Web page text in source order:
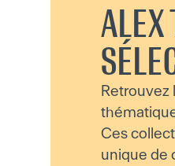
ALEX
Retrouvez
Ces
unique de